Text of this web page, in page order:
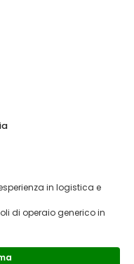
in logistica e
di operaio generico in